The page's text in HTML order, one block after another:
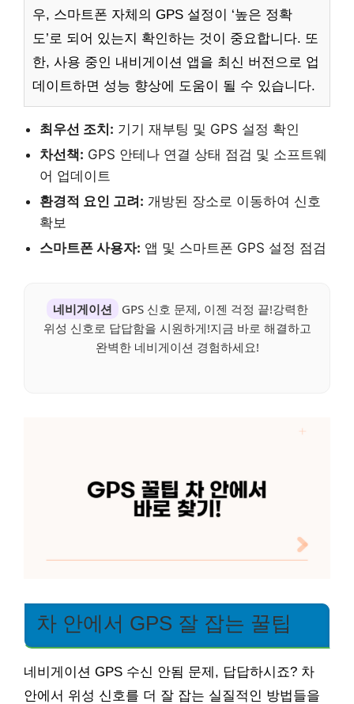
우, 스마트폰 자체의 GPS 설정이 ‘높은 정확
도’로 되어 있는지 확인하는 것이 중요합니다. 또
한, 사용 중인 내비게이션 앱을 최신 버전으로 업
데이트하면 성능 향상에 도움이 될 수 있습니다.
최우선 조치: 기기 재부팅 및 GPS 설정 확인
차선책: GPS 안테나 연결 상태 점검 및 소프트웨
어 업데이트
환경적 요인 고려: 개방된 장소로 이동하여 신호
확보
스마트폰 사용자: 앱 및 스마트폰 GPS 설정 점검
네비게이션
GPS 신호 문제, 이젠 걱정 끝!강력한
위성 신호로 답답함을 시원하게!지금 바로 해결하고
완벽한 네비게이션 경험하세요!
차 안에서 GPS 잘 잡는 꿀팁
네비게이션 GPS 수신 안됨 문제, 답답하시죠? 차
안에서 위성 신호를 더 잘 잡는 실질적인 방법들을